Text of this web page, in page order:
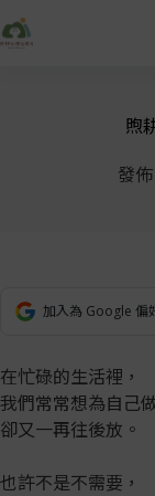
煦
發佈
加入為 Google 偏
在忙碌的生活裡，
我們常常想為自己
卻又一再往後放。
也許不是不需要，